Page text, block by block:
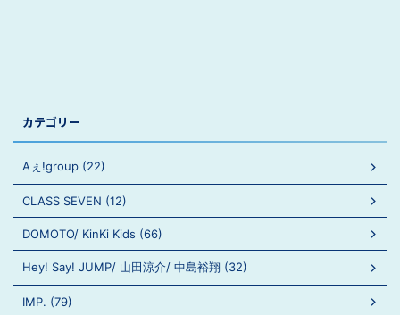
カテゴリー
Aぇ!group (22)
CLASS SEVEN (12)
DOMOTO/ KinKi Kids (66)
Hey! Say! JUMP/ 山田涼介/ 中島裕翔 (32)
IMP. (79)